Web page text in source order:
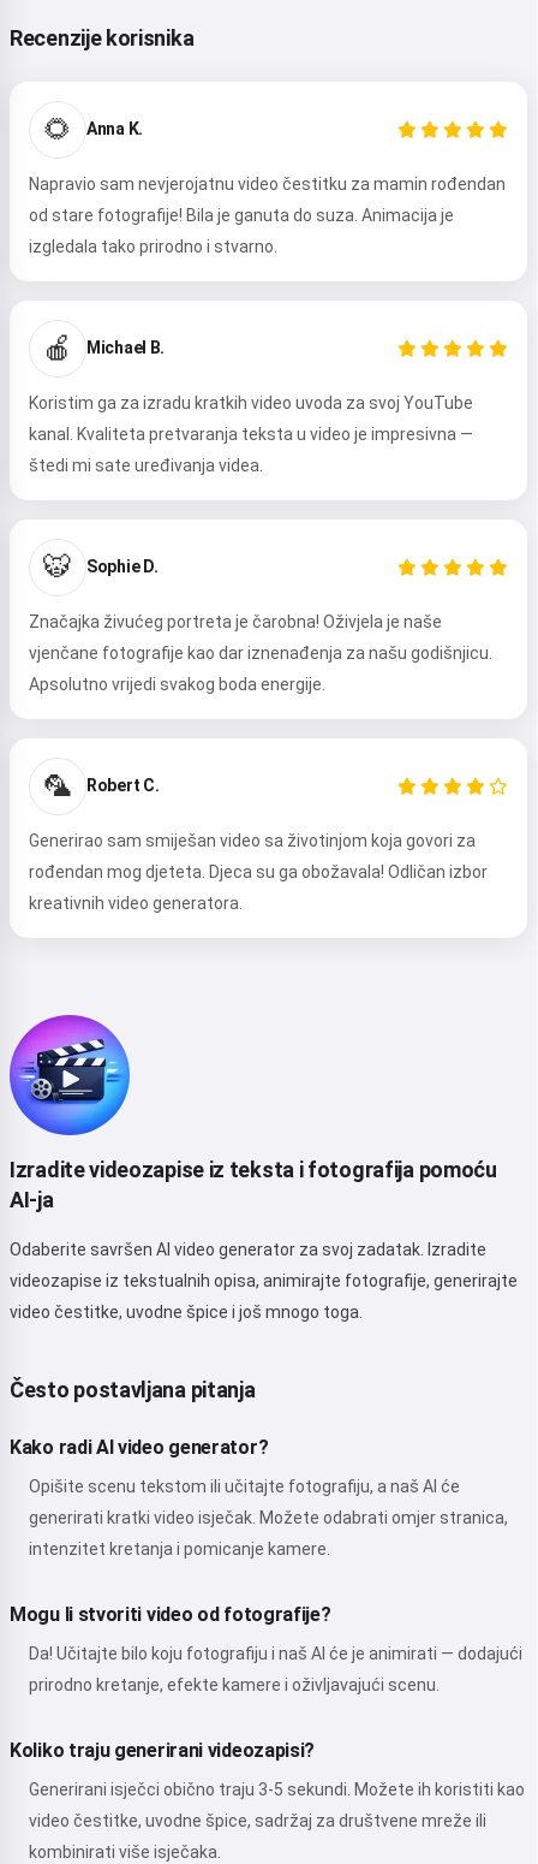
Recenzije korisnika
🌻 Anna K.
Napravio sam nevjerojatnu video čestitku za mamin rođendan
od stare fotografije! Bila je ganuta do suza. Animacija je
izgledala tako prirodno i stvarno.
🍎 Michael B.
Koristim ga za izradu kratkih video uvoda za svoj YouTube
kanal. Kvaliteta pretvaranja teksta u video je impresivna —
štedi mi sate uređivanja videa.
🐯 Sophie D.
Značajka živućeg portreta je čarobna! Oživjela je naše
vjenčane fotografije kao dar iznenađenja za našu godišnjicu.
Apsolutno vrijedi svakog boda energije.
🦜 Robert C.
Generirao sam smiješan video sa životinjom koja govori za
rođendan mog djeteta. Djeca su ga obožavala! Odličan izbor
kreativnih video generatora.
Izradite videozapise iz teksta i fotografija pomoću
AI-ja
Odaberite savršen AI video generator za svoj zadatak. Izradite
videozapise iz tekstualnih opisa, animirajte fotografije, generirajte
video čestitke, uvodne špice i još mnogo toga.
Često postavljana pitanja
Kako radi AI video generator?
Opišite scenu tekstom ili učitajte fotografiju, a naš AI će
generirati kratki video isječak. Možete odabrati omjer stranica,
intenzitet kretanja i pomicanje kamere.
Mogu li stvoriti video od fotografije?
Da! Učitajte bilo koju fotografiju i naš AI će je animirati — dodajući
prirodno kretanje, efekte kamere i oživljavajući scenu.
Koliko traju generirani videozapisi?
Generirani isječci obično traju 3-5 sekundi. Možete ih koristiti kao
video čestitke, uvodne špice, sadržaj za društvene mreže ili
kombinirati više isječaka.
Isprobaj